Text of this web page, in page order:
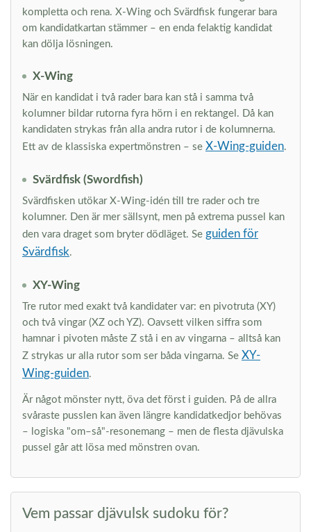
kompletta och rena. X-Wing och Svärdfisk fungerar bara
om kandidatkartan stämmer – en enda felaktig kandidat
kan dölja lösningen.
X-Wing
När en kandidat i två rader bara kan stå i samma två
kolumner bildar rutorna fyra hörn i en rektangel. Då kan
kandidaten strykas från alla andra rutor i de kolumnerna.
Ett av de klassiska expertmönstren – se X-Wing-guiden.
Svärdfisk (Swordfish)
Svärdfisken utökar X-Wing-idén till tre rader och tre
kolumner. Den är mer sällsynt, men på extrema pussel kan
den vara draget som bryter dödläget. Se guiden för
Svärdfisk.
XY-Wing
Tre rutor med exakt två kandidater var: en pivotruta (XY)
och två vingar (XZ och YZ). Oavsett vilken siffra som
hamnar i pivoten måste Z stå i en av vingarna – alltså kan
Z strykas ur alla rutor som ser båda vingarna. Se XY-
Wing-guiden.
Är något mönster nytt, öva det först i guiden. På de allra
svåraste pusslen kan även längre kandidatkedjor behövas
– logiska "om–så"-resonemang – men de flesta djävulska
pussel går att lösa med mönstren ovan.
Vem passar djävulsk sudoku för?